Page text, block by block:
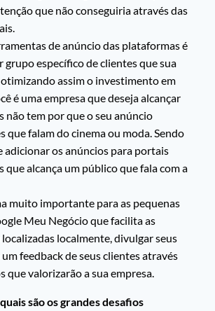
que não conseguiria através das
de anúncio das plataformas é
grupo específico de clientes que sua
otimizando assim o investimento em
é uma empresa que deseja alcançar
não tem por que o seu anúncio
que falam do cinema ou moda. Sendo
adicionar os anúncios para portais
que alcança um público que fala com a
muito importante para as pequenas
Meu Negócio que facilita as
localmente, divulgar seus
feedback de seus clientes através
que valorizarão a sua empresa.
são os grandes desafios